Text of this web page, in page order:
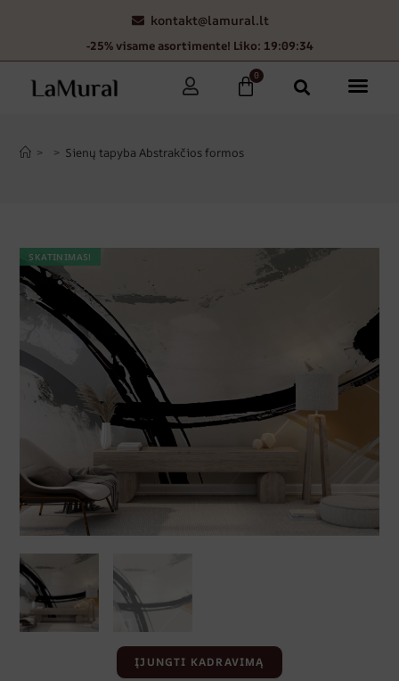
kontakt@lamural.lt
-25% visame asortimente! Liko: 19:09:34
0
> > Sienų tapyba Abstrakčios formos
SKATINIMAS!
ĮJUNGTI KADRAVIMĄ